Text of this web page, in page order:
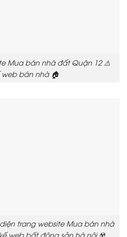
Mua bán nhà đất Quận 12 ⚠️
web bán nhà 🏠
trang website Mua bán nhà
web bất động sản hà nội ☢️